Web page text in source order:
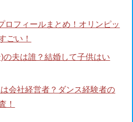
ロフィールまとめ！オリンピッ
ごい！
の夫は誰？結婚して子供はい
会社経営者？ダンス経験者の
！